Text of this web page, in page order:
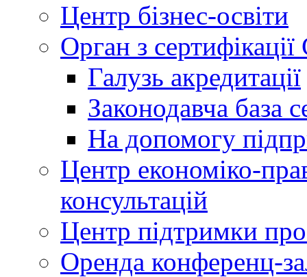
Центр бізнес-освіти
Орган з
Галузь акредитації
Законодавча база
На допомогу
Центр економіко-
консультацій
Центр підтримки
Оренда конференц-